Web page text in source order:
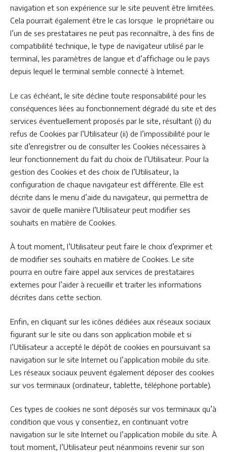
navigation et son expérience sur le site peuvent être limitées.
Cela pourrait également être le cas lorsque le propriétaire ou
l’un de ses prestataires ne peut pas reconnaître, à des fins de
compatibilité technique, le type de navigateur utilisé par le
terminal, les paramètres de langue et d’affichage ou le pays
depuis lequel le terminal semble connecté à Internet.
Le cas échéant, le site décline toute responsabilité pour les
conséquences liées au fonctionnement dégradé du site et des
services éventuellement proposés par le site, résultant (i) du
refus de Cookies par l’Utilisateur (ii) de l’impossibilité pour le
site d’enregistrer ou de consulter les Cookies nécessaires à
leur fonctionnement du fait du choix de l’Utilisateur. Pour la
gestion des Cookies et des choix de l’Utilisateur, la
configuration de chaque navigateur est différente. Elle est
décrite dans le menu d’aide du navigateur, qui permettra de
savoir de quelle manière l’Utilisateur peut modifier ses
souhaits en matière de Cookies.
À tout moment, l’Utilisateur peut faire le choix d’exprimer et
de modifier ses souhaits en matière de Cookies. Le site
pourra en outre faire appel aux services de prestataires
externes pour l’aider à recueillir et traiter les informations
décrites dans cette section.
Enfin, en cliquant sur les icônes dédiées aux réseaux sociaux
figurant sur le site ou dans son application mobile et si
l’Utilisateur a accepté le dépôt de cookies en poursuivant sa
navigation sur le site Internet ou l’application mobile du site.
Les réseaux sociaux peuvent également déposer des cookies
sur vos terminaux (ordinateur, tablette, téléphone portable).
Ces types de cookies ne sont déposés sur vos terminaux qu’à
condition que vous y consentiez, en continuant votre
navigation sur le site Internet ou l’application mobile du site. À
tout moment, l’Utilisateur peut néanmoins revenir sur son